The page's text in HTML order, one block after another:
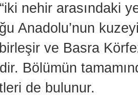
nehir arasındaki
Anadolu’nun
ve Basra
Bölümün
de bulunur.